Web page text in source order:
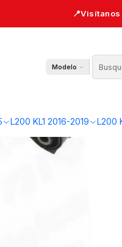
Modelo
L200 KL1 2016-2019 L200
Izquierda (LH) 2006-2015